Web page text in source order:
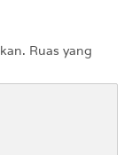
Ruas yang